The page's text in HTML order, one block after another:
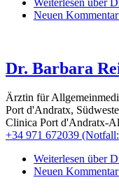
Neuen
Dr. Barbara
Ärztin für
Port d'Andratx,
Clinica Port d'Andratx-
+34 971 672039
Weiterlesen über
Neuen